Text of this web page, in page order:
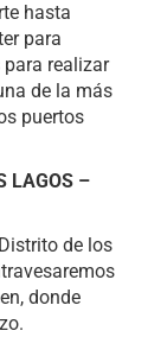
hasta
para
realizar
de la más
puertos
LAGOS –
de los
donde